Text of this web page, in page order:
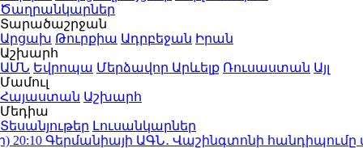
Ծաղրանկարներ
Տարածաշրջան
Արցախ Թուրքիա Ադրբեջան Իրան
Աշխարհ
ԱՄՆ Եվրոպա Մերձավոր Արևելք Ռուսաստան Այլ
Մամուլ
Հայաստան Աշխարհ
Մեդիա
Տեսանյութեր Լուսանկարներ
Գերմանիայի ԱԳՆ․ Վաշինգտոնի հանդիպումը